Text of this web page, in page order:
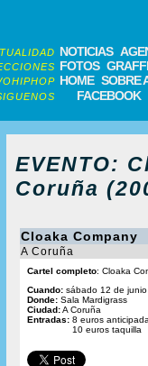
NOTICIAS
FOTOS
HOME SOBRE
FACEBOOK
EVENTO:
Coruña
Cloaka Company
A Coruña
Cartel completo: Cloaka
Cuando:sábado 12 de
Donde:Sala Mardigrass
Ciudad:A Coruña
Entradas: 8 euros
10 euros taquilla